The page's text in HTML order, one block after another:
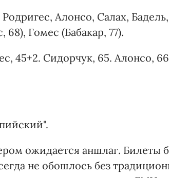
Алонсо, Салах,
68), Гомес (Бабакар, 77).
45+2. Сидорчук, 65. Алонсо,
ожидается аншлаг. Билеты
не обошлось без